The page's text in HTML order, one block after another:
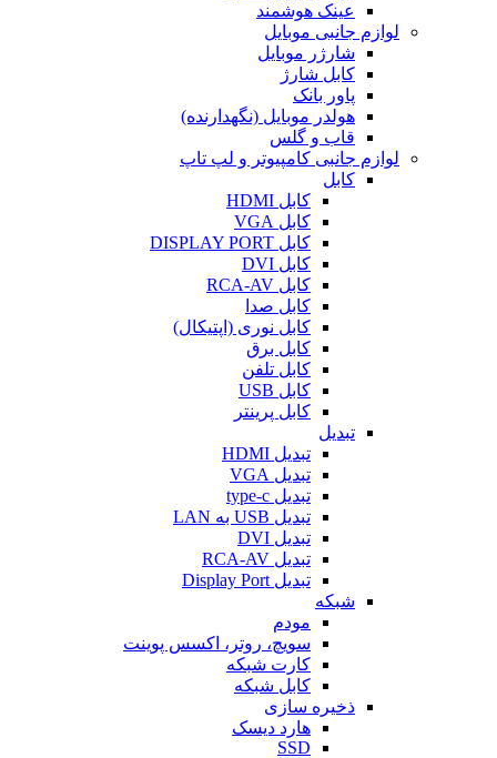
عینک هوشمند
لوازم جانبی موبایل
شارژر موبایل
کابل شارژ
پاور بانک
هولدر موبایل (نگهدارنده)
قاب و گلس
لوازم جانبی کامپیوتر و لپ تاپ
کابل
کابل HDMI
کابل VGA
کابل DISPLAY PORT
کابل DVI
کابل RCA-AV
کابل صدا
کابل نوری (اپتیکال)
کابل برق
کابل تلفن
کابل USB
کابل پرینتر
تبدیل
تبدیل HDMI
تبدیل VGA
تبدیل type-c
تبدیل USB به LAN
تبدیل DVI
تبدیل RCA-AV
تبدیل Display Port
شبکه
مودم
سویچ، روتر، اکسس پوینت
کارت شبکه
کابل شبکه
ذخیره سازی
هارد دیسک
SSD